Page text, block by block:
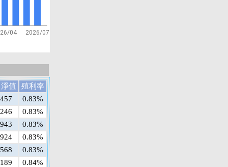
04 2026/07
值
殖利率
0.83%
0.83%
0.83%
0.83%
0.83%
0.84%